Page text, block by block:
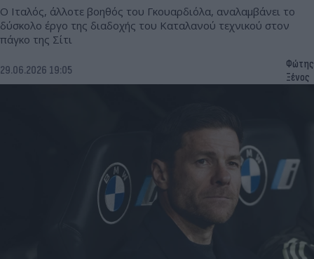
Ο Ιταλός, άλλοτε βοηθός του Γκουαρδιόλα, αναλαμβάνει το
δύσκολο έργο της διαδοχής του Καταλανού τεχνικού στον
πάγκο της Σίτι
29.06.2026 19:05
Φώτης
Ξένος